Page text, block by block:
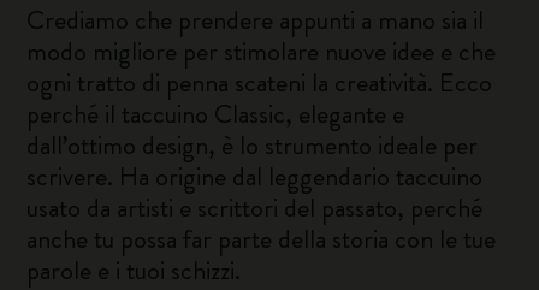
Crediamo che prendere appunti a mano sia il
modo migliore per stimolare nuove idee e che
ogni tratto di penna scateni la creatività. Ecco
perché il taccuino Classic, elegante e
dall’ottimo design, è lo strumento ideale per
scrivere. Ha origine dal leggendario taccuino
usato da artisti e scrittori del passato, perché
anche tu possa far parte della storia con le tue
parole e i tuoi schizzi.